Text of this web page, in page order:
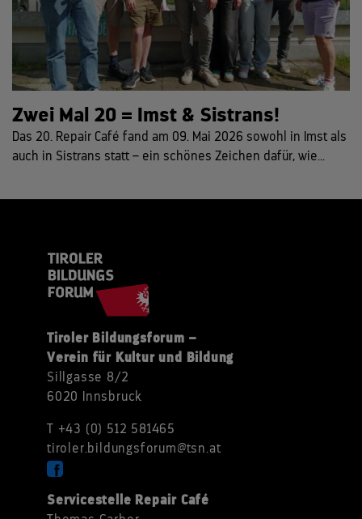
Zwei Mal 20 = Imst & Sistrans!
Das 20. Repair Café fand am 09. Mai 2026 sowohl in Imst als
auch in Sistrans statt – ein schönes Zeichen dafür, wie...
Tiroler Bildungsforum –
Verein für Kultur und Bildung
Sillgasse 8/2
6020 Innsbruck
T +43 (0) 512 581465
tiroler.bildungsforum@tsn.at
Servicestelle Repair Café